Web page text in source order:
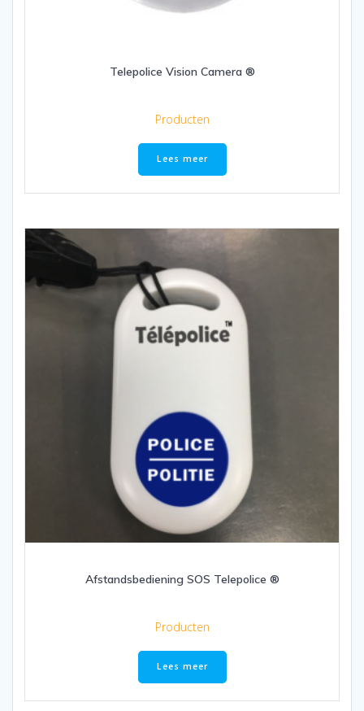
Telepolice Vision Camera ®
Producten
Lees meer
Afstandsbediening SOS Telepolice ®
Producten
Lees meer